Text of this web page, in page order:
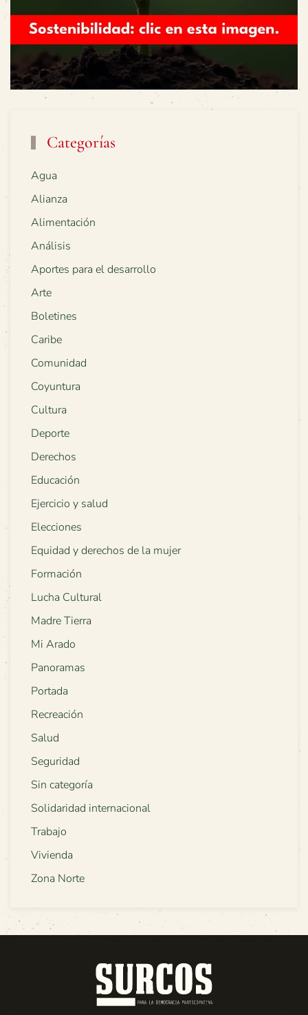
Categorías
Agua
Alianza
Alimentación
Análisis
Aportes para el desarrollo
Arte
Boletines
Caribe
Comunidad
Coyuntura
Cultura
Deporte
Derechos
Educación
Ejercicio y salud
Elecciones
Equidad y derechos de la mujer
Formación
Lucha Cultural
Madre Tierra
Mi Arado
Panoramas
Portada
Recreación
Salud
Seguridad
Sin categoría
Solidaridad internacional
Trabajo
Vivienda
Zona Norte